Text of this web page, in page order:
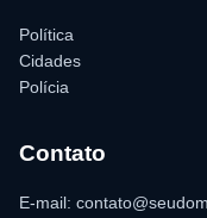
Política
Cidades
Polícia
Contato
E-mail: